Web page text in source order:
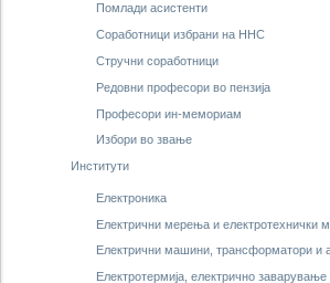
Помлади aсистенти
Соработници избрани на ННС
Стручни соработници
Редовни професори во пензија
Професори ин-мемориам
Избори во звање
Институти
Електроника
Електрични мерења и електротехнички
Електрични машини, трансформатори и
Електротермија, електрично заварување